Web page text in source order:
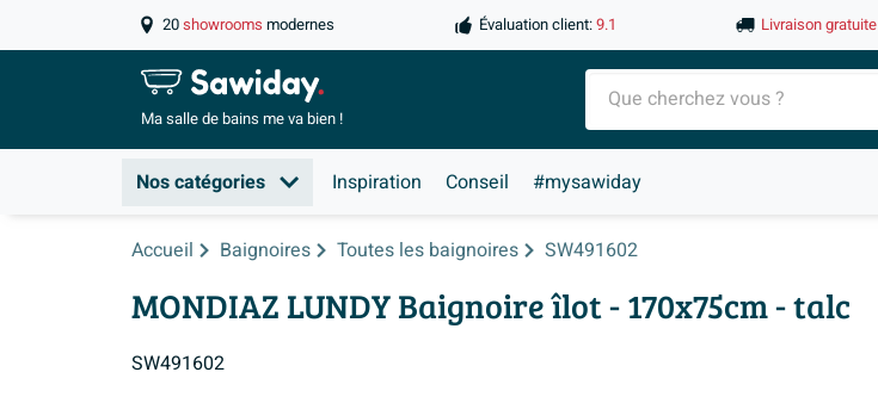
20showrooms modernes Évaluation client:9.1 Livraison gratuite
Ma salle debains me va bien !
Nos catégories Inspiration Conseil #mysawiday
Accueil Baignoires Toutes les baignoires SW491602
MONDIAZ LUNDY Baignoire îlot - 170x75cm - talc
SW491602